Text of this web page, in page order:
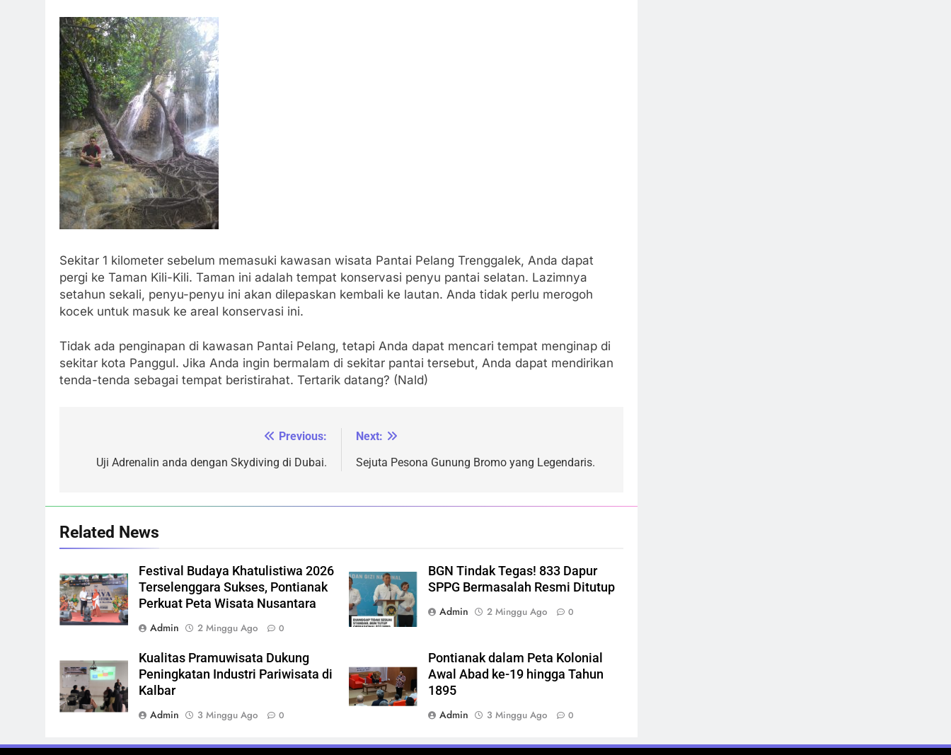
Sekitar 1 kilometer sebelum memasuki kawasan wisata Pantai Pelang Trenggalek, Anda dapat
pergi ke Taman Kili-Kili. Taman ini adalah tempat konservasi penyu pantai selatan. Lazimnya
setahun sekali, penyu-penyu ini akan dilepaskan kembali ke lautan. Anda tidak perlu merogoh
kocek untuk masuk ke areal konservasi ini.
Tidak ada penginapan di kawasan Pantai Pelang, tetapi Anda dapat mencari tempat menginap di
sekitar kota Panggul. Jika Anda ingin bermalam di sekitar pantai tersebut, Anda dapat mendirikan
tenda-tenda sebagai tempat beristirahat. Tertarik datang? (Nald)
pos
Previous:
Uji Adrenalin anda dengan Skydiving di Dubai.
Next:
Sejuta Pesona Gunung Bromo yang Legendaris.
Related News
Festival Budaya Khatulistiwa 2026
Terselenggara Sukses, Pontianak
Perkuat Peta Wisata Nusantara
Admin
2 Minggu Ago 0
BGN Tindak Tegas! 833 Dapur
SPPG Bermasalah Resmi Ditutup
Admin
2 Minggu Ago 0
Kualitas Pramuwisata Dukung
Peningkatan Industri Pariwisata di
Kalbar
Admin
3 Minggu Ago 0
Pontianak dalam Peta Kolonial
Awal Abad ke-19 hingga Tahun
1895
Admin
3 Minggu Ago 0